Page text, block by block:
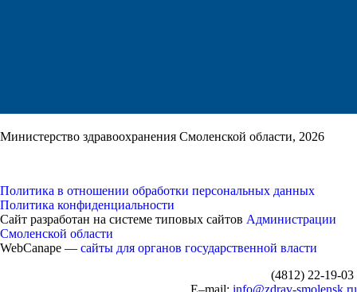
Министерство здравоохранения Смоленской области, 2026
Политика в отношении обработки персональных данных
Политика конфиденциальности
Сайт разработан на системе типовых сайтов Администрации
Смоленской области
WebCanape — сайты для органов государственной власти
(4812) 22-19-03